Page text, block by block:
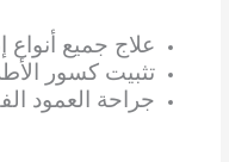
علاج جميع
تثبيت كسور
جراحة العمود